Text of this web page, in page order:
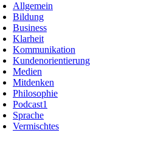
Allgemein
Bildung
Business
Klarheit
Kommunikation
Kundenorientierung
Medien
Mitdenken
Philosophie
Podcast1
Sprache
Vermischtes